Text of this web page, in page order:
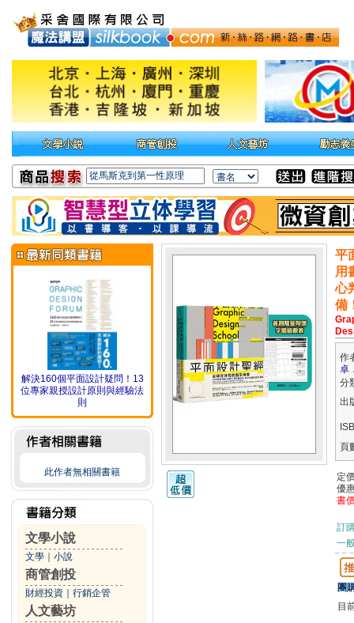
解決160個平面設計疑問！13
位專家親授設計原則與經驗法
則
此作者無相關書籍
文學小說
文學 小說
商管創投
財經投資 行銷企管
人文藝坊
平
用
心
備
作
卓
分
出
頁
定
優
書
訂
一
團
目